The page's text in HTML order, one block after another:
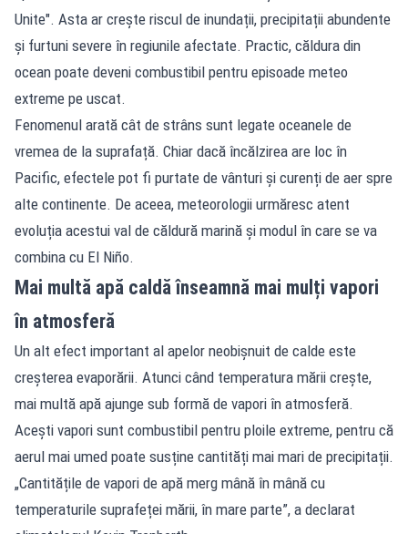
Unite". Asta ar crește riscul de inundații, precipitații abundente
și furtuni severe în regiunile afectate. Practic, căldura din
ocean poate deveni combustibil pentru episoade meteo
extreme pe uscat.
Fenomenul arată cât de strâns sunt legate oceanele de
vremea de la suprafață. Chiar dacă încălzirea are loc în
Pacific, efectele pot fi purtate de vânturi și curenți de aer spre
alte continente. De aceea, meteorologii urmăresc atent
evoluția acestui val de căldură marină și modul în care se va
combina cu El Niño.
Mai multă apă caldă înseamnă mai mulți vapori
în atmosferă
Un alt efect important al apelor neobișnuit de calde este
creșterea evaporării. Atunci când temperatura mării crește,
mai multă apă ajunge sub formă de vapori în atmosferă.
Acești vapori sunt combustibil pentru ploile extreme, pentru că
aerul mai umed poate susține cantități mai mari de precipitații.
„Cantitățile de vapori de apă merg mână în mână cu
temperaturile suprafeței mării, în mare parte”, a declarat